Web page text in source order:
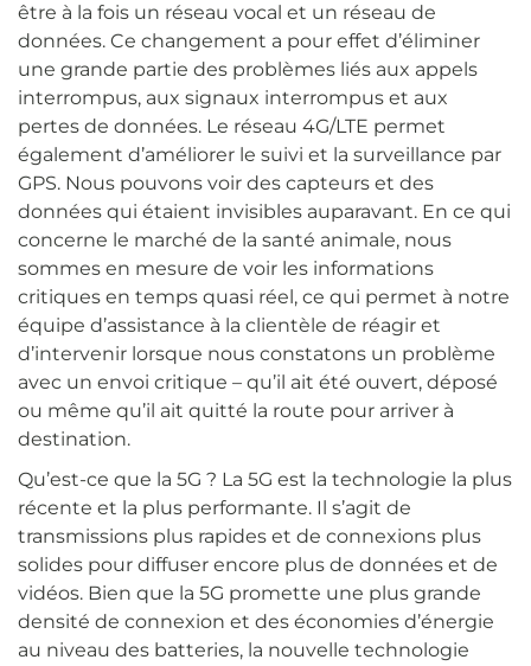
être à la fois un réseau vocal et un réseau de
données. Ce changement a pour effet d’éliminer
une grande partie des problèmes liés aux appels
interrompus, aux signaux interrompus et aux
pertes de données. Le réseau 4G/LTE permet
également d’améliorer le suivi et la surveillance par
GPS. Nous pouvons voir des capteurs et des
données qui étaient invisibles auparavant. En ce qui
concerne le marché de la santé animale, nous
sommes en mesure de voir les informations
critiques en temps quasi réel, ce qui permet à notre
équipe d’assistance à la clientèle de réagir et
d’intervenir lorsque nous constatons un problème
avec un envoi critique – qu’il ait été ouvert, déposé
ou même qu’il ait quitté la route pour arriver à
destination.
Qu’est-ce que la 5G ? La 5G est la technologie la plus
récente et la plus performante. Il s’agit de
transmissions plus rapides et de connexions plus
solides pour diffuser encore plus de données et de
vidéos. Bien que la 5G promette une plus grande
densité de connexion et des économies d’énergie
au niveau des batteries, la nouvelle technologie